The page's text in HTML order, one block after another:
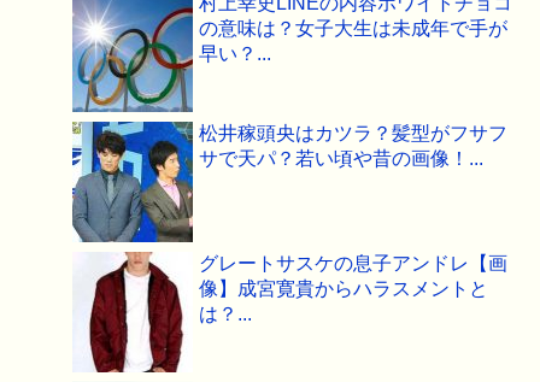
の意味は？女子大生は未成年で手が
早い？...
松井稼頭央はカツラ？髪型がフサフ
サで天パ？若い頃や昔の画像！...
グレートサスケの息子アンドレ【画
像】成宮寛貴からハラスメントと
は？...